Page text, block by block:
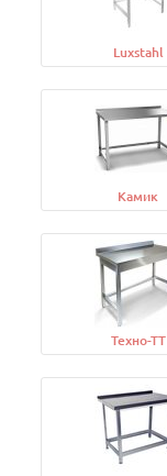
Luxstahl
Камик
Техно-ТТ